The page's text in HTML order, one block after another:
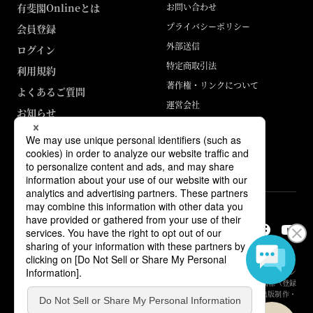
有斐閣Onlineとは
会員登録
ログイン
利用規約
よくあるご質問
お知らせ
お問い合わせ
プライバシーポリシー
外部送信
特定商取引法
著作権・リンクについて
運営会社
ABJマークは、この電子書店・電子書籍配信サービスが、著作権者からコン
テンツ使用許諾を得た正規版配信サービスであることを示す登録商標（登録
番号 第6091713号）です。詳しくは［ABJマーク］または［電子出版制作・
流通協議会］で検索してください。